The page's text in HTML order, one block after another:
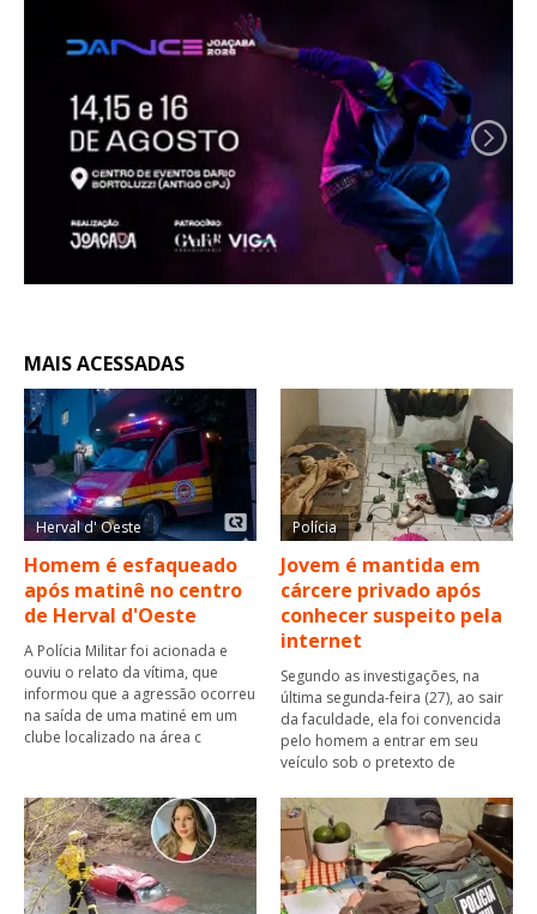
MAIS ACESSADAS
Herval d' Oeste
Homem é esfaqueado
após matinê no centro
de Herval d'Oeste
A Polícia Militar foi acionada e
ouviu o relato da vítima, que
informou que a agressão ocorreu
na saída de uma matiné em um
clube localizado na área c
Polícia
Jovem é mantida em
cárcere privado após
conhecer suspeito pela
internet
Segundo as investigações, na
última segunda-feira (27), ao sair
da faculdade, ela foi convencida
pelo homem a entrar em seu
veículo sob o pretexto de